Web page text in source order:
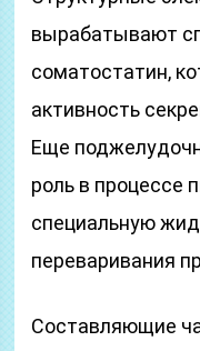
вырабатывают
соматостатин,
активность
Еще
роль в процессе
специальную
переваривания
Составляющие